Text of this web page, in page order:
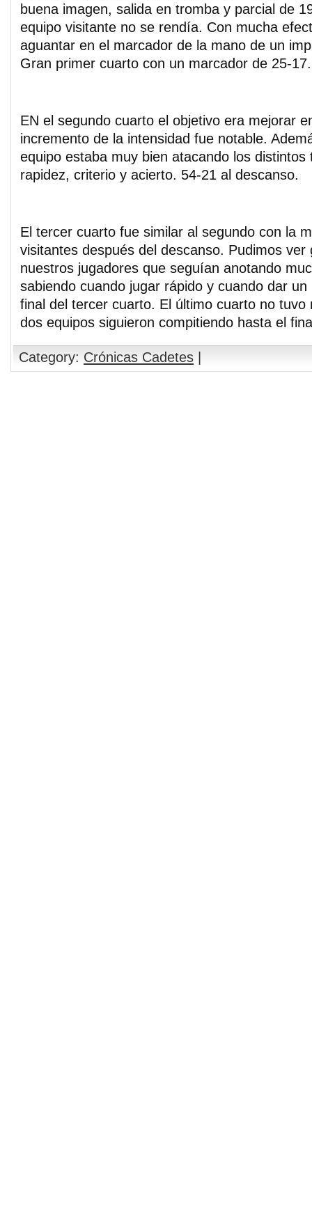
buena imagen, salida en tromba y parcial de
equipo visitante no se rendía. Con mucha
aguantar en el marcador de la mano de un
Gran primer cuarto con un marcador de 25-17.
EN el segundo cuarto el objetivo era mejorar
incremento de la intensidad fue notable.
equipo estaba muy bien atacando los distintos
rapidez, criterio y acierto. 54-21 al descanso.
El tercer cuarto fue similar al segundo con la
visitantes después del descanso. Pudimos ver
nuestros jugadores que seguían anotando
sabiendo cuando jugar rápido y cuando dar
final del tercer cuarto. El último cuarto no tuvo
dos equipos siguieron compitiendo hasta el
Category: Crónicas Cadetes |